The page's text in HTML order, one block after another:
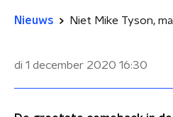
Nieuws
di 1 december 2020 16:30